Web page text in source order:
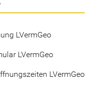
LVermGeo
LVermGeo
LVermGeo